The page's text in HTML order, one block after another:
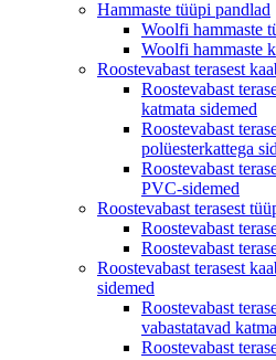
Hammaste tüüpi pandlad
Woolfi hammaste
Woolfi hammaste
Roostevabast terasest
Roostevabast
katmata sidemed
Roostevabast
polüesterkattega
Roostevabast
PVC-sidemed
Roostevabast terasest
Roostevabast
Roostevabast
Roostevabast terasest
sidemed
Roostevabast
vabastatavad
Roostevabast